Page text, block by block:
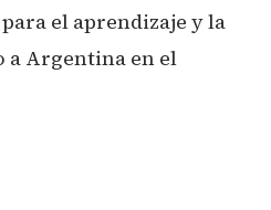
el aprendizaje y la
Argentina en el